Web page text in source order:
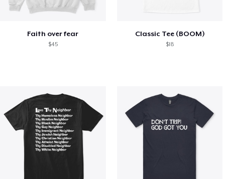
Faith over fear
$45
Classic Tee (BOOM)
$18